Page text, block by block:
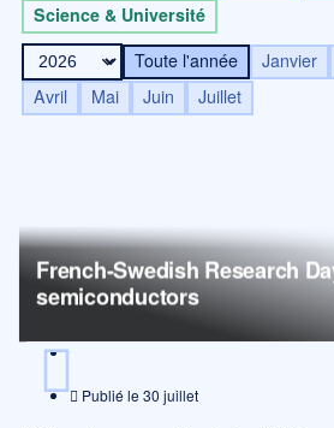
Science & Université
Toute l'année
Janvier
Avril
Mai Juin Juillet
French-Swedish Research
semiconductors
Publié le 30 juillet